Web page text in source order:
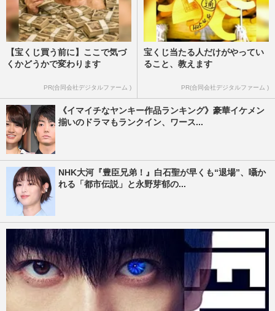
【宝くじ買う前に】ここで気づ
くかどうかで変わります
PR(合同会社デジタルファーム )
宝くじ当たる人だけがやってい
ること、教えます
PR(合同会社デジタルファーム )
《イマイチなヤンキー作品ランキング》豪華イケメン
揃いのドラマもランクイン、ワース...
NHK大河『豊臣兄弟！』白石聖が早くも“退場”、囁か
れる「都市伝説」と永野芽郁の...